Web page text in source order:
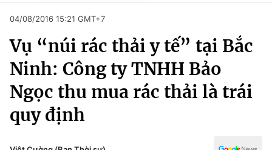
Chuyên mục
Chính trị
Xã hội
Xã hội
Pháp luật
Thể thao
Truyền hình
Văn hóa - Giải trí
Y tế
04/08/2016 15:21 GMT+7
Vụ “núi rác thải y tế” tại Bắc
Ninh: Công ty TNHH Bảo
Ngọc thu mua rác thải là trái
quy định